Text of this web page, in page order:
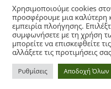
Copyright 2026 ©
Crafted byPYRRION
Χρησιμοποιούμε cookies
προσφέρουμε μια καλύτερη
εμπειρία πλοήγησης.
συμφωνήσετε με τη χρήση
μπορείτε να επισκεφθείτε
αλλάξετε τις προτιμήσεις
Ρυθμίσεις Αποδοχή Όλων